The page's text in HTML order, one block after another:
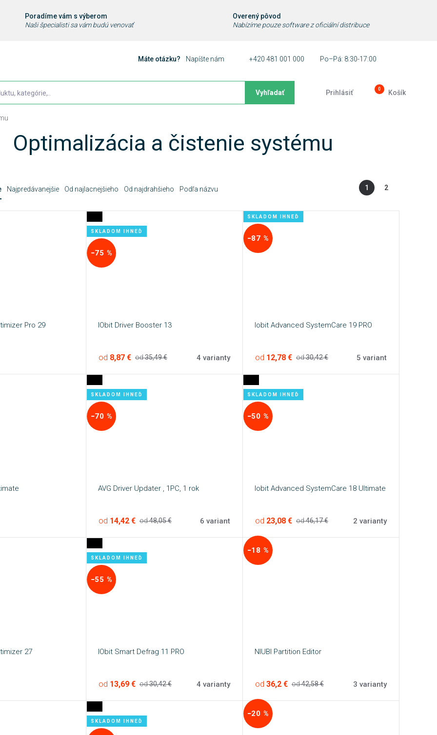
Poradíme vám s výberom
Naši špecialisti sa vám budú venovať
Overený pôvod
Nabízíme pouze software z oficiální distribuce
Máte otázku? Napíšte nám +420 481 001 000 Po–Pá: 8:30-17:00
Vyhľadať Prihlásiť 0 Košík
Optimalizácia a čistenie systému
Najpredávanejšie Od najlacnejšieho Od najdrahšieho Podľa názvu 1 2
Pro 29
SKLADOM IHNEĎ
−75 %
IObit Driver Booster 13
od35,49 €
od 8,87 € 4 varianty
SKLADOM IHNEĎ
−87 %
Iobit Advanced SystemCare 19 PRO
od30,42 €
od 12,78 € 5 variant
SKLADOM IHNEĎ
−70 %
AVG Driver Updater , 1PC, 1 rok
od48,05 €
od 14,42 € 6 variant
SKLADOM IHNEĎ
−50 %
Iobit Advanced SystemCare 18 Ultimate
od46,17 €
od 23,08 € 2 varianty
27
SKLADOM IHNEĎ
−55 %
IObit Smart Defrag 11 PRO
od30,42 €
od 13,69 € 4 varianty
−18 %
NIUBI Partition Editor
od42,58 €
od 36,2 € 3 varianty
SKLADOM IHNEĎ
−20 %